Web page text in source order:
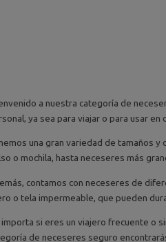
a nuestra categoría de
ya sea para viajar o para usar en
una gran variedad de tamaños
o mochila, hasta neceseres más
contamos con neceseres de
o tela impermeable, que pueden
importa si eres un viajero frecuente o
de neceseres seguro